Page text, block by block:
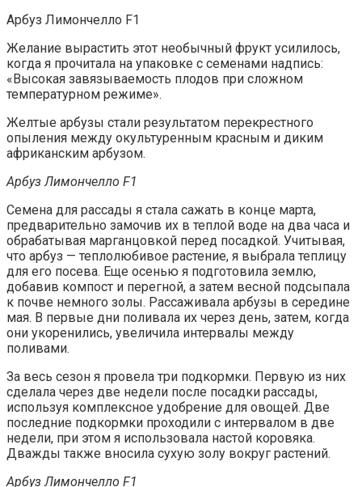
Арбуз Лимончелло F1
Желание вырастить этот необычный фрукт усилилось,
когда я прочитала на упаковке с семенами надпись:
«Высокая завязываемость плодов при сложном
температурном режиме».
Желтые арбузы стали результатом перекрестного
опыления между окультуренным красным и диким
африканским арбузом.
Арбуз Лимончелло F1
Семена для рассады я стала сажать в конце марта,
предварительно замочив их в теплой воде на два часа и
обрабатывая марганцовкой перед посадкой. Учитывая,
что арбуз — теплолюбивое растение, я выбрала теплицу
для его посева. Еще осенью я подготовила землю,
добавив компост и перегной, а затем весной подсыпала
к почве немного золы. Рассаживала арбузы в середине
мая. В первые дни поливала их через день, затем, когда
они укоренились, увеличила интервалы между
поливами.
За весь сезон я провела три подкормки. Первую из них
сделала через две недели после посадки рассады,
используя комплексное удобрение для овощей. Две
последние подкормки проходили с интервалом в две
недели, при этом я использовала настой коровяка.
Дважды также вносила сухую золу вокруг растений.
Арбуз Лимончелло F1